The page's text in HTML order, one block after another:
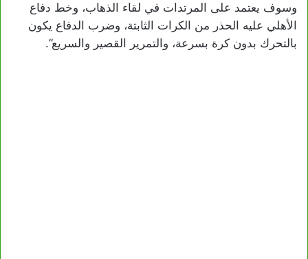
وسوف يعتمد على المرتدات في لقاء الذهاب، وخط دفاع
الأهلي عليه الحذر من الكرات الثابتة، وضرب الدفاع يكون
بالتحرك بدون كرة بسرعة، والتمرير القصير والسريع”.